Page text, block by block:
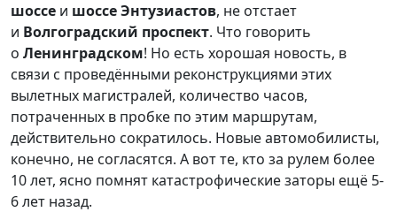
шоссе и шоссе Энтузиастов, не отстает
и Волгоградский проспект. Что говорить
о Ленинградском! Но есть хорошая новость, в
связи с проведёнными реконструкциями этих
вылетных магистралей, количество часов,
потраченных в пробке по этим маршрутам,
действительно сократилось. Новые автомобилисты,
конечно, не согласятся. А вот те, кто за рулем более
10 лет, ясно помнят катастрофические заторы ещё 5-
6 лет назад.